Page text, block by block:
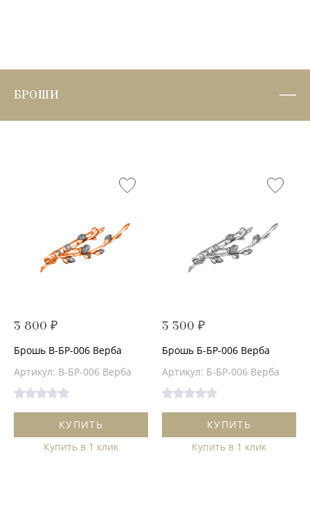
БРОШИ
3 800 ₽
Брошь В-БР-006 Верба
Артикул: В-БР-006 Верба
КУПИТЬ
Купить в 1 клик
3 300 ₽
Брошь Б-БР-006 Верба
Артикул: Б-БР-006 Верба
КУПИТЬ
Купить в 1 клик